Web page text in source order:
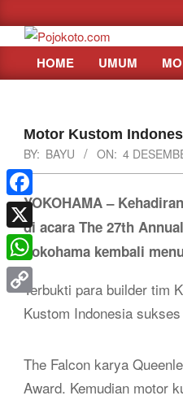
to
content
Primary
HOME UMUM
Motor Kustom
BY: BAYU ON: 4
YOKOHAMA –
di acara The 27th
Yokohama kembali
Terbukti para builder tim
Kustom Indonesia
The Falcon karya
Award. Kemudian motor
Facebook
X
WhatsApp
Copy